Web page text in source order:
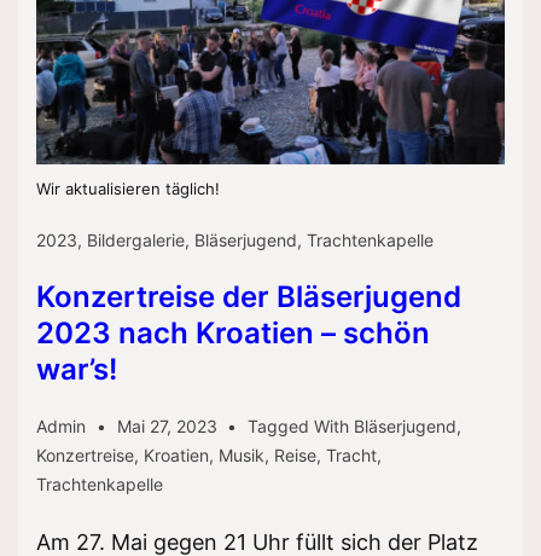
Wir aktualisieren täglich!
2023, Bildergalerie, Bläserjugend, Trachtenkapelle
Konzertreise der Bläserjugend
2023 nach Kroatien – schön
war’s!
Admin Mai 27, 2023 Tagged With Bläserjugend,
Konzertreise, Kroatien, Musik, Reise, Tracht,
Trachtenkapelle
Am 27. Mai gegen 21 Uhr füllt sich der Platz